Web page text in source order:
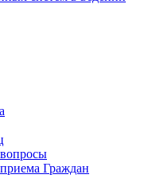
Граждан